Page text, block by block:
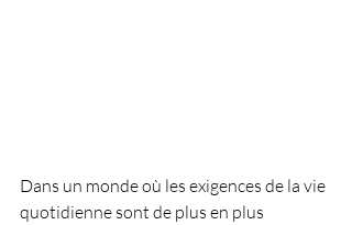
Dans un monde où les exigences de la vie
quotidienne sont de plus en plus